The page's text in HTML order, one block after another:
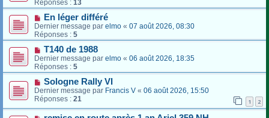
Réponses : 13
En léger différé
Dernier message par elmo « 07 août 2026, 08:30
Réponses : 5
T140 de 1988
Dernier message par elmo « 06 août 2026, 18:35
Réponses : 5
Sologne Rally VI
Dernier message par Francis V « 06 août 2026, 15:50
Réponses : 21 1 2